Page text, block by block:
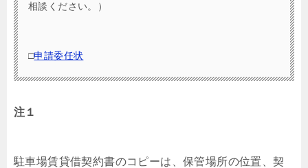
相談ください。）
□申請委任状
注１
駐車場賃貸借契約書のコピーは、保管場所の位置、契